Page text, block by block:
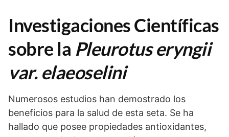
Investigaciones Científicas
sobre la Pleurotus eryngii
var. elaeoselini
Numerosos estudios han demostrado los
beneficios para la salud de esta seta. Se ha
hallado que posee propiedades antioxidantes,